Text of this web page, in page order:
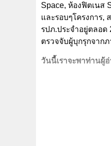
Space, ห้องฟิตเนส
และรอบๆโครงการ,
รปภ.ประจำอยู่ตลอด
ตรวจจับผู้บุกรุกจาก
วันนี้เราจะพาท่านผู้